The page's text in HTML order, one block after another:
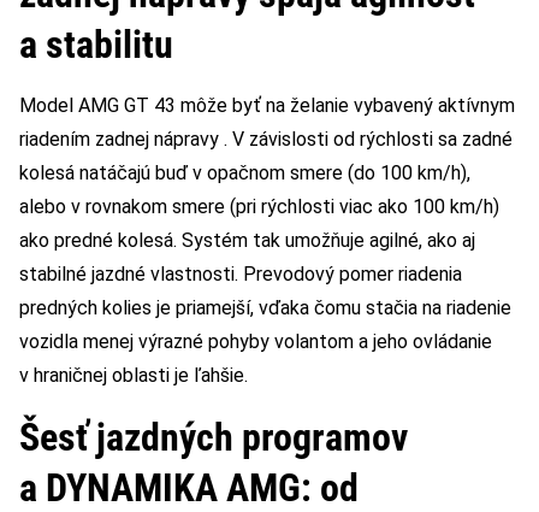
a stabilitu
Model AMG GT 43 môže byť na želanie vybavený aktívnym
riadením zadnej nápravy . V závislosti od rýchlosti sa zadné
kolesá natáčajú buď v opačnom smere (do 100 km/h),
alebo v rovnakom smere (pri rýchlosti viac ako 100 km/h)
ako predné kolesá. Systém tak umožňuje agilné, ako aj
stabilné jazdné vlastnosti. Prevodový pomer riadenia
predných kolies je priamejší, vďaka čomu stačia na riadenie
vozidla menej výrazné pohyby volantom a jeho ovládanie
v hraničnej oblasti je ľahšie.
Šesť jazdných programov
a DYNAMIKA AMG: od